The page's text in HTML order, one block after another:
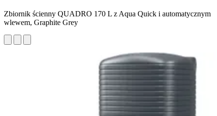
Zbiornik ścienny QUADRO 170 L z Aqua Quick i automatycznym
wlewem, Graphite Grey